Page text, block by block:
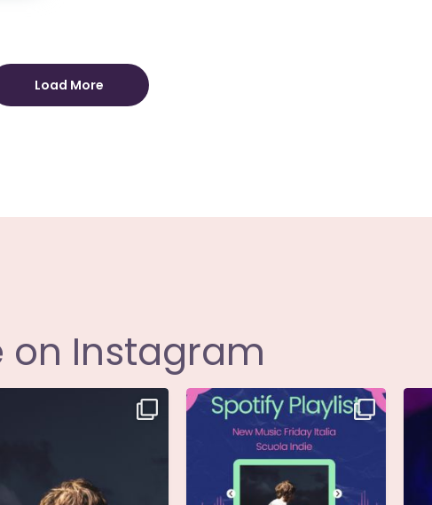
Load More
on Instagram
Nuova Follia è finalmente vostra e
sta già...